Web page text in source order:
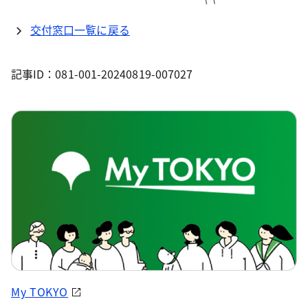
交付窓口一覧に戻る
記事ID：081-001-20240819-007027
My TOKYO